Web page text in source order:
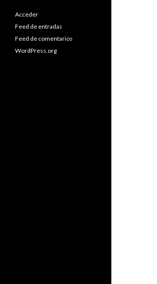
Acceder
Feed de entradas
Feed de comentarios
WordPress.org